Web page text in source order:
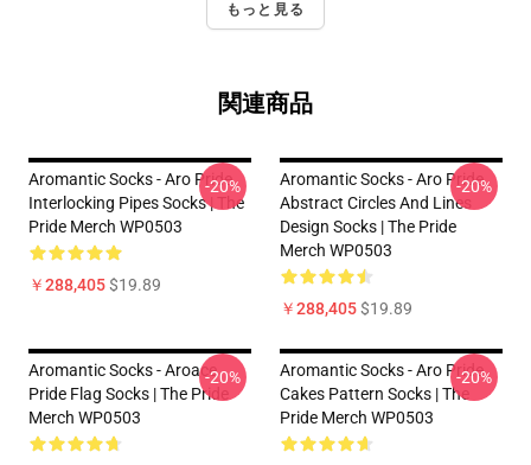
もっと見る
関連商品
Aromantic Socks - Aro Pride
Interlocking Pipes Socks | The
Pride Merch WP0503
￥288,405$19.89
-20%
Aromantic Socks - Aro Pride
Abstract Circles And Lines
Design Socks | The Pride
Merch WP0503
￥288,405$19.89
-20%
Aromantic Socks - Aroace
Pride Flag Socks | The Pride
Merch WP0503
-20%
Aromantic Socks - Aro Pride
Cakes Pattern Socks | The
Pride Merch WP0503
-20%